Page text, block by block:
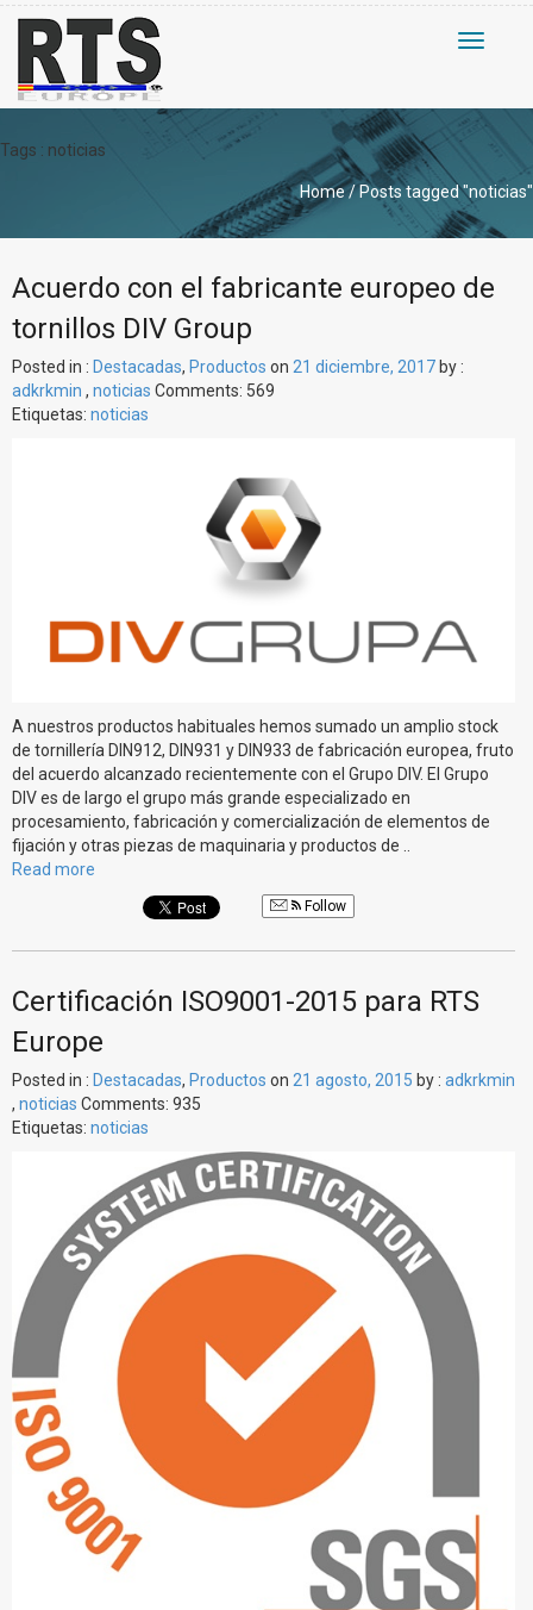
Toggle
Tags : noticias
Home/ Posts tagged"noticias"
Acuerdo con el fabricante europeo de
tornillos DIV Group
Posted in : Destacadas, Productos on 21 diciembre, 2017 by :
adkrkmin , noticias Comments: 569
Etiquetas: noticias
A nuestros productos habituales hemos sumado un amplio stock
de tornillería DIN912, DIN931 y DIN933 de fabricación europea, fruto
del acuerdo alcanzado recientemente con el Grupo DIV. El Grupo
DIV es de largo el grupo más grande especializado en
procesamiento, fabricación y comercialización de elementos de
fijación y otras piezas de maquinaria y productos de ..
Read more
Follow
Certificación ISO9001-2015 para RTS
Europe
Posted in : Destacadas, Productos on 21 agosto, 2015 by : adkrkmin
, noticias Comments: 935
Etiquetas: noticias